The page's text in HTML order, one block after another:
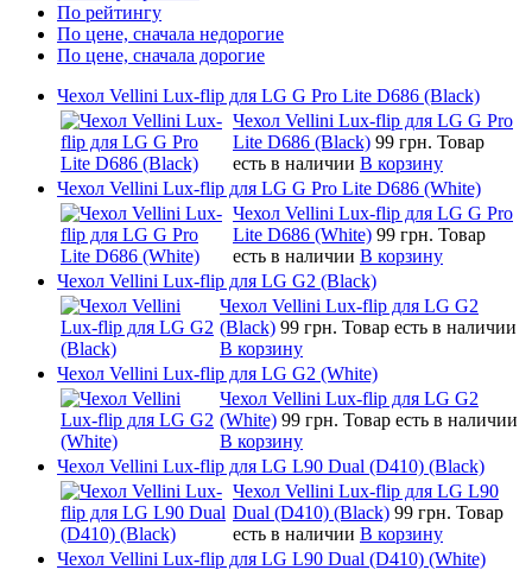
По рейтингу
По цене, сначала недорогие
По цене, сначала дорогие
Чехол Vellini Lux-flip для LG G Pro Lite D686 (Black)
Чехол Vellini Lux-flip для LG G Pro
Lite D686 (Black) 99 грн. Товар
есть в наличии В корзину
Чехол Vellini Lux-flip для LG G Pro Lite D686 (White)
Чехол Vellini Lux-flip для LG G Pro
Lite D686 (White) 99 грн. Товар
есть в наличии В корзину
Чехол Vellini Lux-flip для LG G2 (Black)
Чехол Vellini Lux-flip для LG G2
(Black) 99 грн. Товар есть в наличии
В корзину
Чехол Vellini Lux-flip для LG G2 (White)
Чехол Vellini Lux-flip для LG G2
(White) 99 грн. Товар есть в наличии
В корзину
Чехол Vellini Lux-flip для LG L90 Dual (D410) (Black)
Чехол Vellini Lux-flip для LG L90
Dual (D410) (Black) 99 грн. Товар
есть в наличии В корзину
Чехол Vellini Lux-flip для LG L90 Dual (D410) (White)